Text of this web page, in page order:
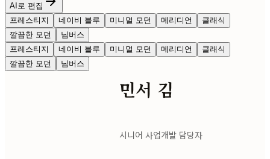
AI로 편집
프레스티지
네이비 블루 미니멀 모던 메리디언
클래식
깔끔한 모던
님버스
프레스티지
네이비 블루 미니멀 모던 메리디언
클래식
깔끔한 모던
님버스
민서 김
시니어 사업개발 담당자